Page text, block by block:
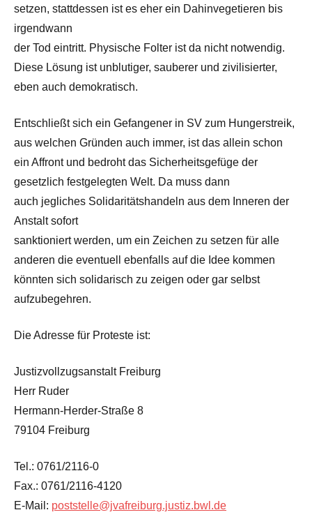
setzen, stattdessen ist es eher ein Dahinvegetieren bis
irgendwann
der Tod eintritt. Physische Folter ist da nicht notwendig.
Diese Lösung ist unblutiger, sauberer und zivilisierter,
eben auch demokratisch.
Entschließt sich ein Gefangener in SV zum Hungerstreik,
aus welchen Gründen auch immer, ist das allein schon
ein Affront und bedroht das Sicherheitsgefüge der
gesetzlich festgelegten Welt. Da muss dann
auch jegliches Solidaritätshandeln aus dem Inneren der
Anstalt sofort
sanktioniert werden, um ein Zeichen zu setzen für alle
anderen die eventuell ebenfalls auf die Idee kommen
könnten sich solidarisch zu zeigen oder gar selbst
aufzubegehren.
Die Adresse für Proteste ist:
Justizvollzugsanstalt Freiburg
Herr Ruder
Hermann-Herder-Straße 8
79104 Freiburg
Tel.: 0761/2116-0
Fax.: 0761/2116-4120
E-Mail: poststelle@jvafreiburg.justiz.bwl.de